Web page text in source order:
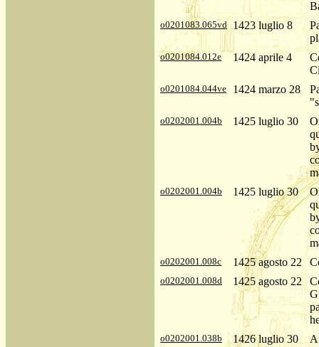
o0201083.065vd 1423 luglio 8
o0201084.012e 1424 aprile 4
o0201084.044ve 1424 marzo 28
o0202001.004b 1425 luglio 30
o0202001.004b 1425 luglio 30
o0202001.008c 1425 agosto 22
o0202001.008d 1425 agosto 22
o0202001.038b 1426 luglio 30